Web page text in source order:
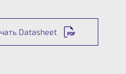
Datasheet